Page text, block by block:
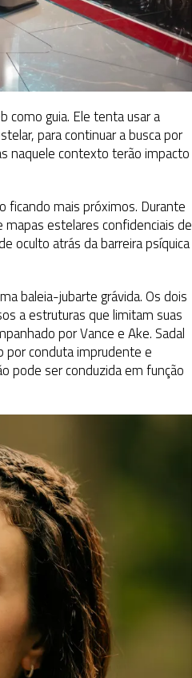
como guia. Ele tenta usar a
para continuar a busca por
naquele contexto terão impacto
ficando mais próximos. Durante
mapas estelares confidenciais de
oculto atrás da barreira psíquica
baleia-jubarte grávida. Os dois
a estruturas que limitam suas
por Vance e Ake. Sadal
conduta imprudente e
pode ser conduzida em função